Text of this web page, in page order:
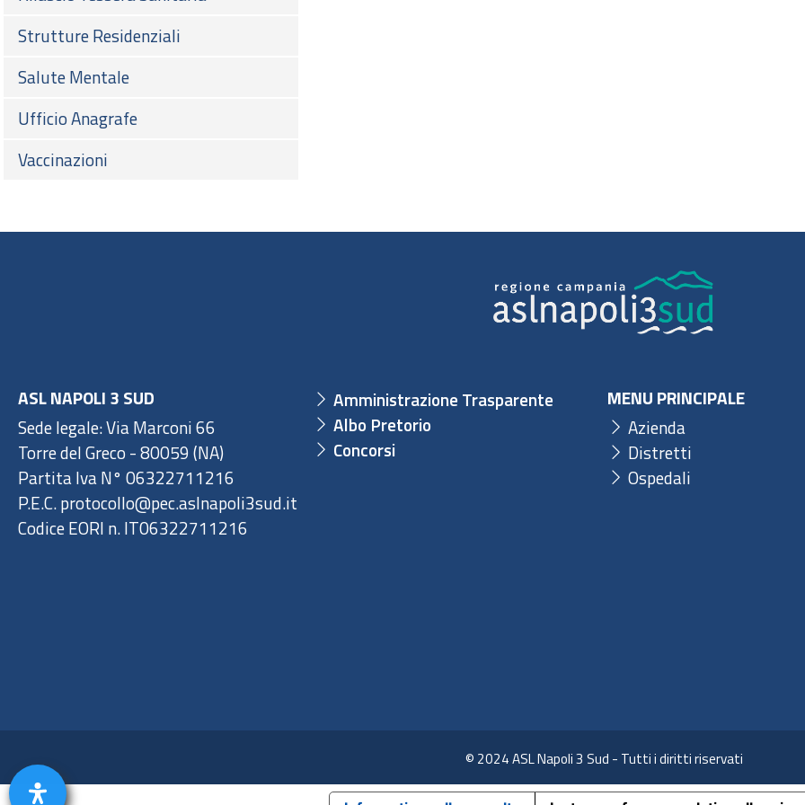
Strutture Residenziali
Salute Mentale
Ufficio Anagrafe
Vaccinazioni
ASL NAPOLI 3 SUD
Sede legale: Via Marconi 66
Torre del Greco - 80059 (NA)
Partita Iva N° 06322711216
P.E.C. protocollo@pec.aslnapoli3sud.it
Codice EORI n. IT06322711216
Amministrazione Trasparente
Albo Pretorio
Concorsi
MENU PRINCIPALE
Azienda
Distretti
Ospedali
© 2024 ASL Napoli 3 Sud - Tutti i diritti riservati